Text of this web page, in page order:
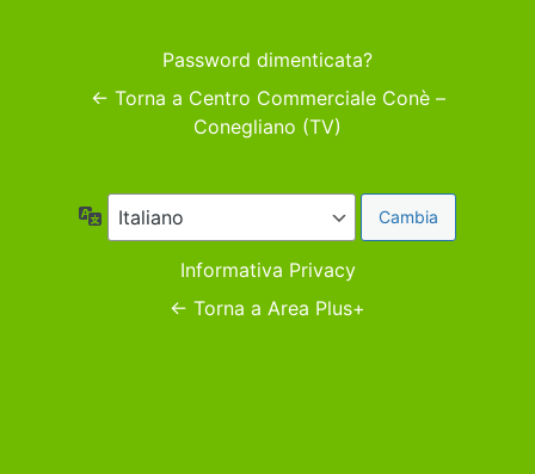
Password dimenticata?
← Torna a Centro Commerciale Conè –
Conegliano (TV)
Lingua
Informativa Privacy
← Torna a Area Plus+